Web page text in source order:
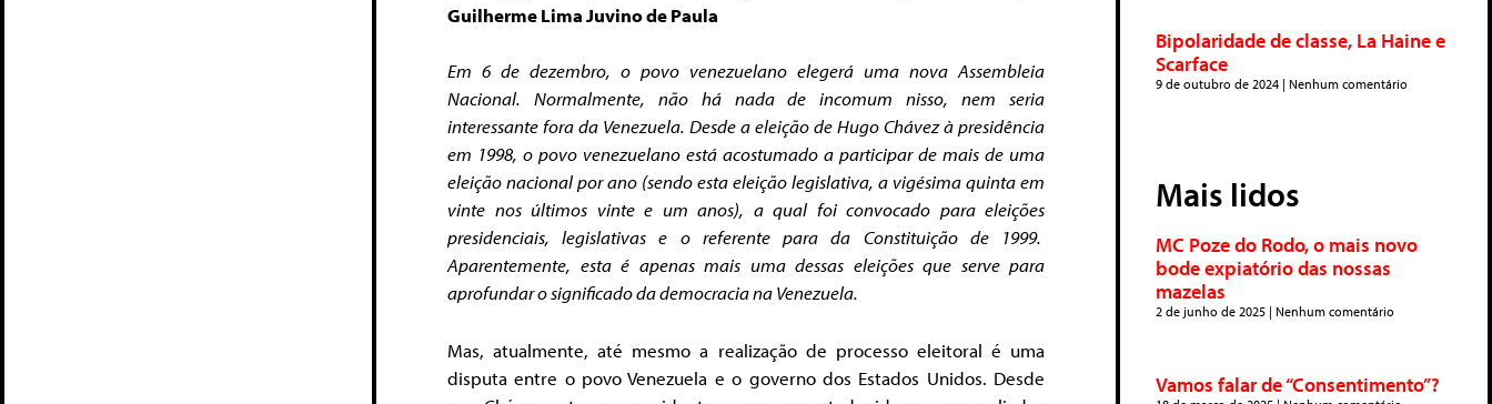
Guilherme Lima Juvino de Paula
Em 6 de dezembro, o povo venezuelano elegerá uma nova Assembleia
Nacional. Normalmente, não há nada de incomum nisso, nem seria
interessante fora da Venezuela. Desde a eleição de Hugo Chávez à presidência
em 1998, o povo venezuelano está acostumado a participar de mais de uma
eleição nacional por ano (sendo esta eleição legislativa, a vigésima quinta em
vinte nos últimos vinte e um anos), a qual foi convocado para eleições
presidenciais, legislativas e o referente para da Constituição de 1999.
Aparentemente, esta é apenas mais uma dessas eleições que serve para
aprofundar o significado da democracia na Venezuela.
Mas, atualmente, até mesmo a realização de processo eleitoral é uma
disputa entre o povo Venezuela e o governo dos Estados Unidos. Desde
Bipolaridade de classe, La Haine e
Scarface
9 de outubro de 2024 Nenhum comentário
Mais lidos
MC Poze do Rodo, o mais novo
bode expiatório das nossas
mazelas
2 de junho de 2025 Nenhum comentário
Vamos falar de “Consentimento”?